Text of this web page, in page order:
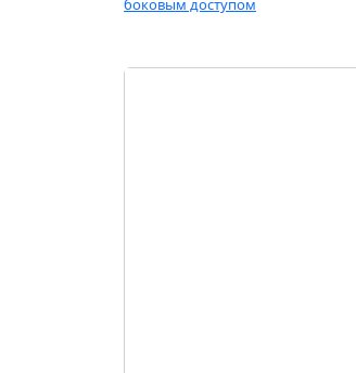
боковым доступом